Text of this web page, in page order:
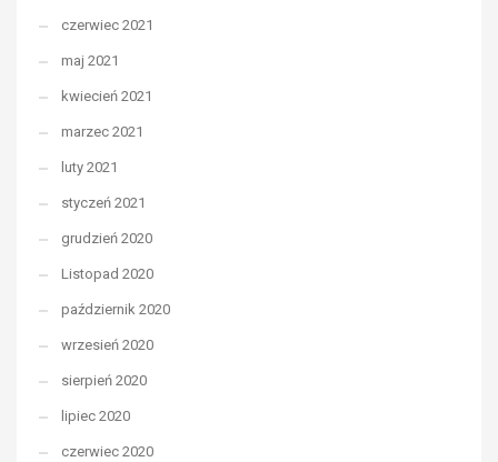
czerwiec 2021
maj 2021
kwiecień 2021
marzec 2021
luty 2021
styczeń 2021
grudzień 2020
Listopad 2020
październik 2020
wrzesień 2020
sierpień 2020
lipiec 2020
czerwiec 2020